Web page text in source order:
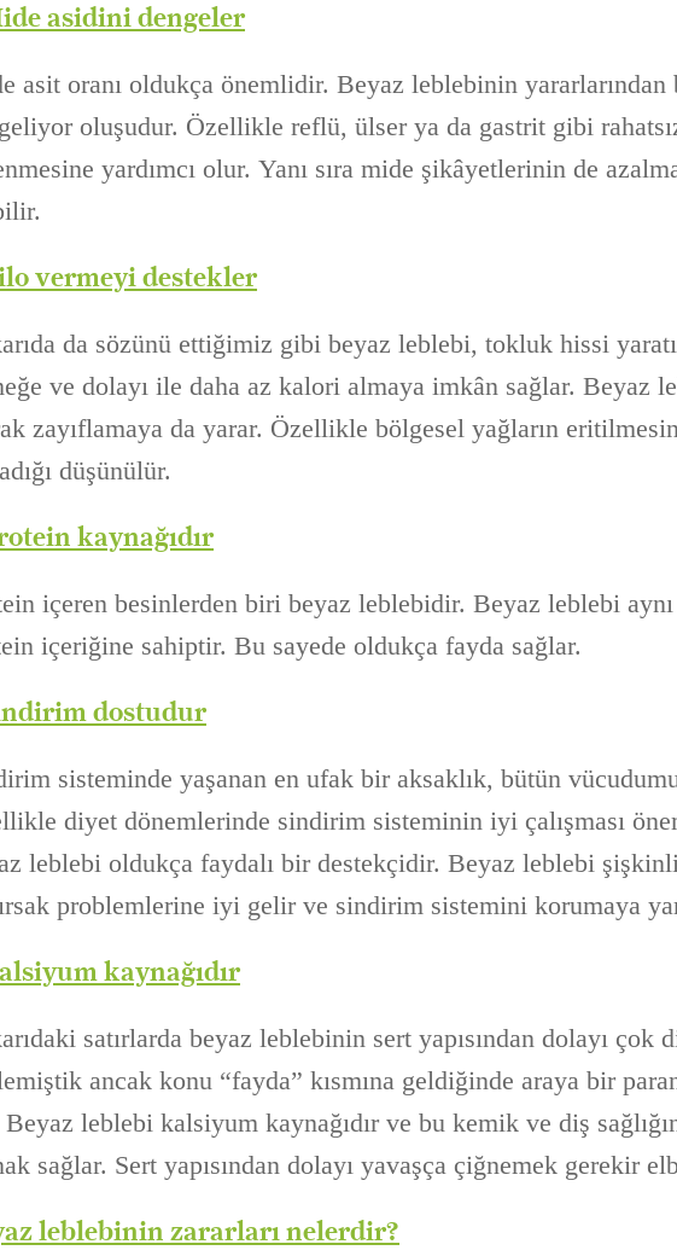
asidini dengeler
asit oranı oldukça önemlidir. Beyaz leblebinin
oluşudur. Özellikle reflü, ülser ya da gastrit gibi
yardımcı olur. Yanı sıra mide şikâyetlerinin de
vermeyi destekler
da sözünü ettiğimiz gibi beyaz leblebi, tokluk hissi
ve dolayı ile daha az kalori almaya imkân sağlar. Beyaz
zayıflamaya da yarar. Özellikle bölgesel yağların
düşünülür.
kaynağıdır
içeren besinlerden biri beyaz leblebidir. Beyaz leblebi
içeriğine sahiptir. Bu sayede oldukça fayda sağlar.
dostudur
sisteminde yaşanan en ufak bir aksaklık, bütün
diyet dönemlerinde sindirim sisteminin iyi çalışması
leblebi oldukça faydalı bir destekçidir. Beyaz leblebi
problemlerine iyi gelir ve sindirim sistemini korumaya
kaynağıdır
satırlarda beyaz leblebinin sert yapısından dolayı çok
ancak konu “fayda” kısmına geldiğinde araya bir
leblebi kalsiyum kaynağıdır ve bu kemik ve diş
sağlar. Sert yapısından dolayı yavaşça çiğnemek gerekir
leblebinin zararları nelerdir?